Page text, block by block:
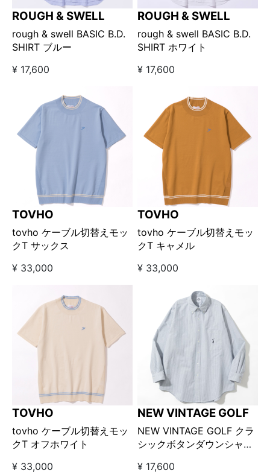
ROUGH & SWELL
rough & swell BASIC B.D.
SHIRT ブルー
¥ 17,600
ROUGH & SWELL
rough & swell BASIC B.D.
SHIRT ホワイト
¥ 17,600
TOVHO
tovho ケーブル切替えモッ
クT サックス
¥ 33,000
TOVHO
tovho ケーブル切替えモッ
クT キャメル
¥ 33,000
TOVHO
tovho ケーブル切替えモッ
クT オフホワイト
¥ 33,000
NEW VINTAGE GOLF
NEW VINTAGE GOLF クラ
シックボタンダウンシャツ
¥ 17,600